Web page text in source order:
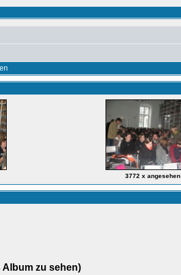
3772 x angesehen
zu sehen)